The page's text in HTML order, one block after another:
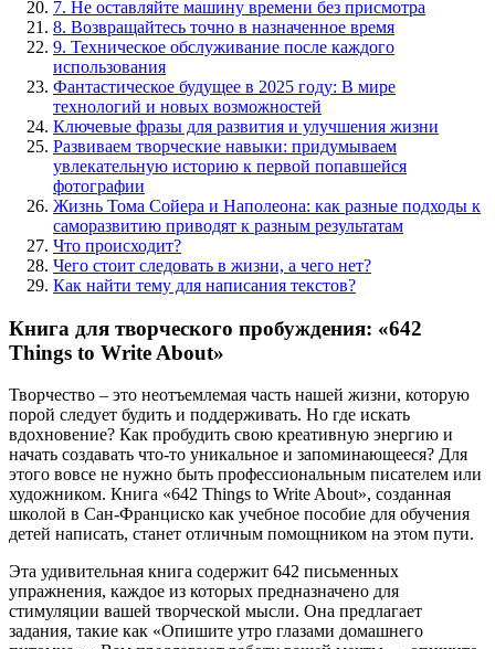
7. Не оставляйте машину времени без присмотра
8. Возвращайтесь точно в назначенное время
9. Техническое обслуживание после каждого
использования
Фантастическое будущее в 2025 году: В мире
технологий и новых возможностей
Ключевые фразы для развития и улучшения жизни
Развиваем творческие навыки: придумываем
увлекательную историю к первой попавшейся
фотографии
Жизнь Тома Сойера и Наполеона: как разные подходы к
саморазвитию приводят к разным результатам
Что происходит?
Чего стоит следовать в жизни, а чего нет?
Как найти тему для написания текстов?
Книга для творческого пробуждения: «642
Things to Write About»
Творчество – это неотъемлемая часть нашей жизни, которую
порой следует будить и поддерживать. Но где искать
вдохновение? Как пробудить свою креативную энергию и
начать создавать что-то уникальное и запоминающееся? Для
этого вовсе не нужно быть профессиональным писателем или
художником. Книга «642 Things to Write About», созданная
школой в Сан-Франциско как учебное пособие для обучения
детей написать, станет отличным помощником на этом пути.
Эта удивительная книга содержит 642 письменных
упражнения, каждое из которых предназначено для
стимуляции вашей творческой мысли. Она предлагает
задания, такие как «Опишите утро глазами домашнего